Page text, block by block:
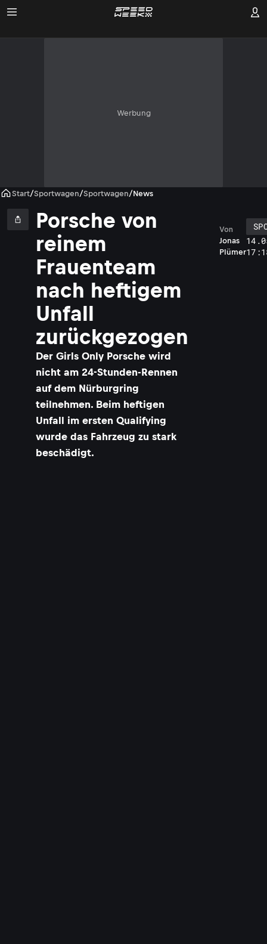
Werbung
Start/Sportwagen/Sportwagen/News
Porsche von
reinem
Frauenteam
nach heftigem
Unfall
zurückgezogen
Der Girls Only Porsche wird
nicht am 24-Stunden-Rennen
auf dem Nürburgring
teilnehmen. Beim heftigen
Unfall im ersten Qualifying
wurde das Fahrzeug zu stark
beschädigt.
Jonas
Plümer
Von